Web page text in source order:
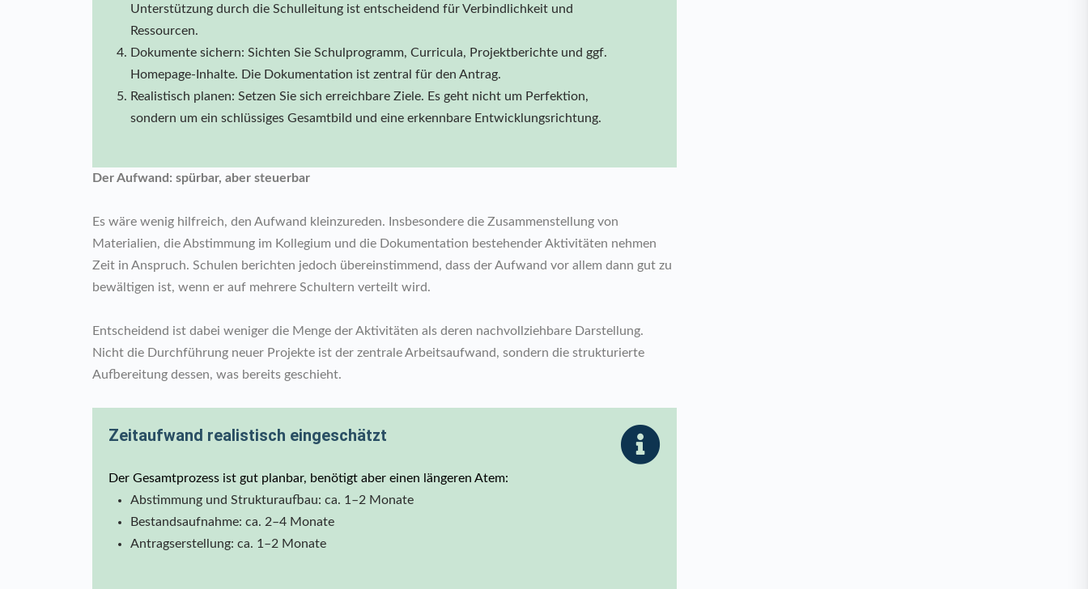
Unterstützung durch die Schulleitung ist entscheidend für Verbindlichkeit und
Ressourcen.
Dokumente sichern: Sichten Sie Schulprogramm, Curricula, Projektberichte und ggf.
Homepage-Inhalte. Die Dokumentation ist zentral für den Antrag.
Realistisch planen: Setzen Sie sich erreichbare Ziele. Es geht nicht um Perfektion,
sondern um ein schlüssiges Gesamtbild und eine erkennbare Entwicklungsrichtung.
Der Aufwand: spürbar, aber steuerbar
Es wäre wenig hilfreich, den Aufwand kleinzureden. Insbesondere die Zusammenstellung von
Materialien, die Abstimmung im Kollegium und die Dokumentation bestehender Aktivitäten nehmen
Zeit in Anspruch. Schulen berichten jedoch übereinstimmend, dass der Aufwand vor allem dann gut zu
bewältigen ist, wenn er auf mehrere Schultern verteilt wird.
Entscheidend ist dabei weniger die Menge der Aktivitäten als deren nachvollziehbare Darstellung.
Nicht die Durchführung neuer Projekte ist der zentrale Arbeitsaufwand, sondern die strukturierte
Aufbereitung dessen, was bereits geschieht.
Zeitaufwand realistisch eingeschätzt
Der Gesamtprozess ist gut planbar, benötigt aber einen längeren Atem:
Abstimmung und Strukturaufbau: ca. 1–2 Monate
Bestandsaufnahme: ca. 2–4 Monate
Antragserstellung: ca. 1–2 Monate